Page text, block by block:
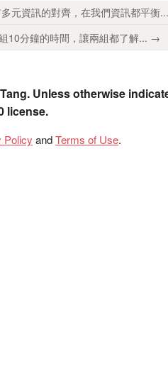
元資訊的對齊，在我們資訊都平衡...
10分鐘的時間，讓兩組都了解... →
Unless otherwise
license.
Policy andTerms of Use.